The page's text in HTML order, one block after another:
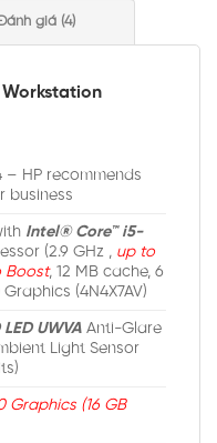
giá (4)
Workstation
– HP recommends
business
Intel® Core™ i5-
(2.9 GHz , up to
Boost, 12 MB cache, 6
(4N4X7AV)
LED UWVA Anti-Glare
Light Sensor
Graphics (16 GB